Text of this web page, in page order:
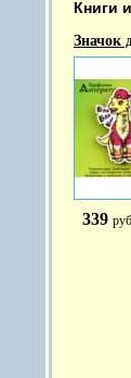
Книги
Значок
339 руб